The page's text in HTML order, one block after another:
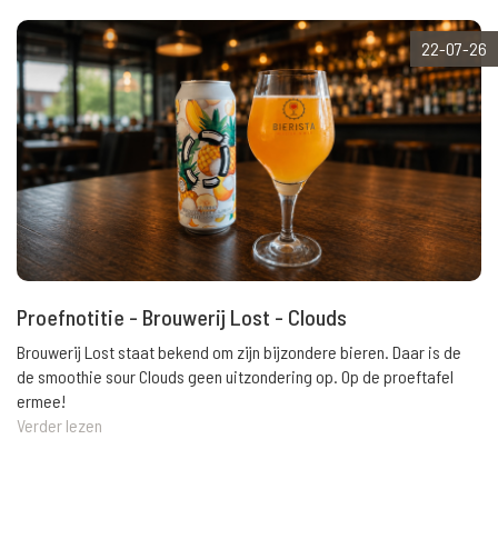
22-07-26
Proefnotitie - Brouwerij Lost - Clouds
Brouwerij Lost staat bekend om zijn bijzondere bieren. Daar is de
de smoothie sour Clouds geen uitzondering op. Op de proeftafel
ermee!
Verder lezen